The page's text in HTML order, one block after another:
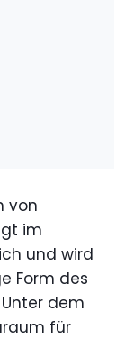
von
im
und wird
Form des
dem
für